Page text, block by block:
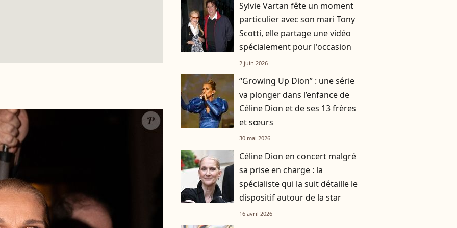
Sylvie Vartan fête un moment
particulier avec son mari Tony
Scotti, elle partage une vidéo
spécialement pour l'occasion
2 juin 2026
“Growing Up Dion” : une série
va plonger dans l’enfance de
Céline Dion et de ses 13 frères
et sœurs
30 mai 2026
Céline Dion en concert malgré
sa prise en charge : la
spécialiste qui la suit détaille le
dispositif autour de la star
16 avril 2026